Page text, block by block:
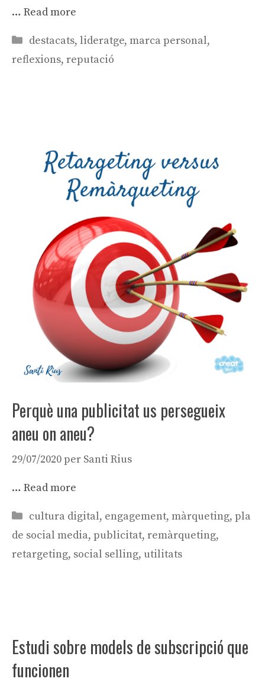
… Read more
Categories
destacats, lideratge, marca personal,
reflexions, reputació
Perquè una publicitat us persegueix
aneu on aneu?
29/07/2020per Santi Rius
… Read more
Categories
cultura digital, engagement, màrqueting, pla
de social media, publicitat, remàrqueting,
retargeting, social selling, utilitats
Estudi sobre models de subscripció que
funcionen